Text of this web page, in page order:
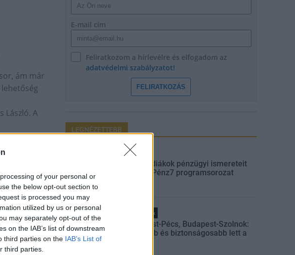
of your personal or
the below opt-out section to
is processed you may
utilized by us or personal
may separately opt-out of the
on the IAB’s list of downstream
third parties on the IAB’s List of
third parties.
ám már
László. A
E-mail cím
Feliratkozom a hírlevélre és elfogadom az
adatvédelmi szabályzatot!
FELIRATKOZÁS
LEGNÉZETTEBB
Aktuális
Indul a diákok pénzügyi ismereteit
erősítő Pénz7 programsorozat
Helyi hírek
Budapest-Pécs, Budapest-Szolnok:
gyorsabb és biztonságosabb lett a